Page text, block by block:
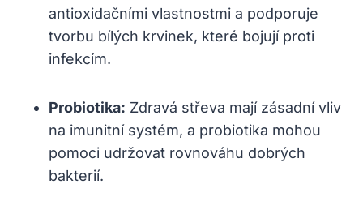
antioxidačními vlastnostmi a podporuje
tvorbu bílých krvinek, které bojují proti
infekcím.
Probiotika: Zdravá střeva mají zásadní vliv
na imunitní systém, a probiotika mohou
pomoci udržovat rovnováhu dobrých
bakterií.